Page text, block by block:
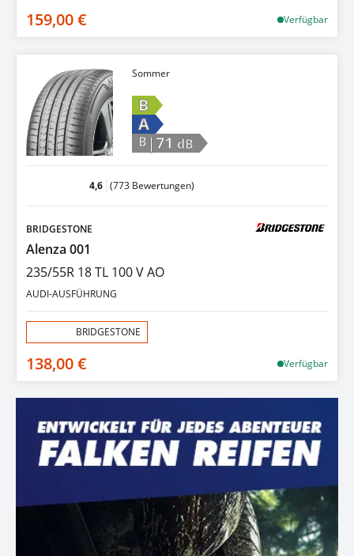
159,00 € Verfügbar
Sommer
B
A
B |71 dB
4,6 (773 Bewertungen)
BRIDGESTONE
Alenza 001
235/55R 18 TL 100 V AO
AUDI-AUSFÜHRUNG
BRIDGESTONE
138,00 € Verfügbar